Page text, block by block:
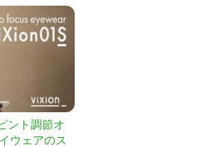
ント調節オ
ウェアのス